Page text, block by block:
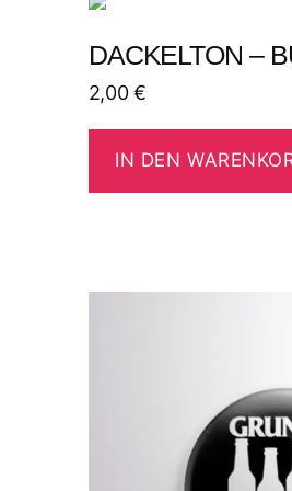
DACKELTON –
2,00€
IN DEN